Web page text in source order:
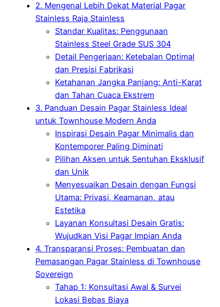
2. Mengenal Lebih Dekat Material Pagar
Stainless Raja Stainless
Standar Kualitas: Penggunaan
Stainless Steel Grade SUS 304
Detail Pengerjaan: Ketebalan Optimal
dan Presisi Fabrikasi
Ketahanan Jangka Panjang: Anti-Karat
dan Tahan Cuaca Ekstrem
3. Panduan Desain Pagar Stainless Ideal
untuk Townhouse Modern Anda
Inspirasi Desain Pagar Minimalis dan
Kontemporer Paling Diminati
Pilihan Aksen untuk Sentuhan Eksklusif
dan Unik
Menyesuaikan Desain dengan Fungsi
Utama: Privasi, Keamanan, atau
Estetika
Layanan Konsultasi Desain Gratis:
Wujudkan Visi Pagar Impian Anda
4. Transparansi Proses: Pembuatan dan
Pemasangan Pagar Stainless di Townhouse
Sovereign
Tahap 1: Konsultasi Awal & Survei
Lokasi Bebas Biaya